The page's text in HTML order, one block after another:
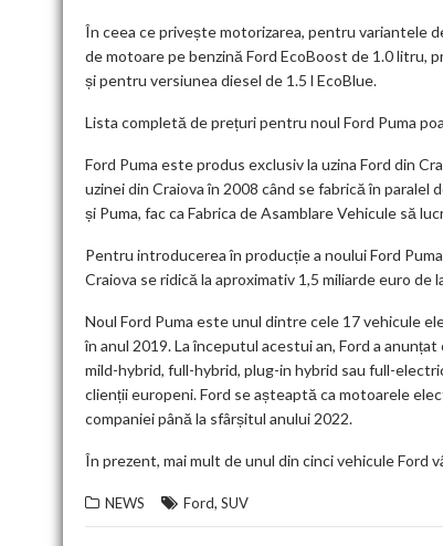
În ceea ce privește motorizarea, pentru variantele
de motoare pe benzină Ford EcoBoost de 1.0 litru,
și pentru versiunea diesel de 1.5 l EcoBlue.
Lista completă de prețuri pentru noul Ford Puma
Ford Puma este produs exclusiv la uzina Ford din
uzinei din Craiova în 2008 când se fabrică în
și Puma, fac ca Fabrica de Asamblare Vehicule să
Pentru introducerea în producție a noului Ford
Craiova se ridică la aproximativ 1,5 miliarde euro de
Noul Ford Puma este unul dintre cele 17 vehicule
în anul 2019. La începutul acestui an, Ford a
mild-hybrid, full-hybrid, plug-in hybrid sau full-
clienții europeni. Ford se așteaptă ca motoarele
companiei până la sfârșitul anului 2022.
În prezent, mai mult de unul din cinci vehicule Ford
NEWS Ford, SUV